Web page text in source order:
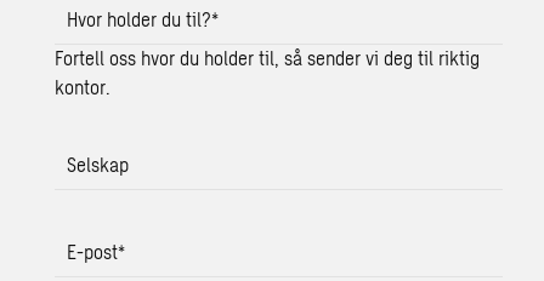
Hvor holder du til?*
Fortell oss hvor du holder til, så sender vi deg til riktig
kontor.
Selskap
E-post*